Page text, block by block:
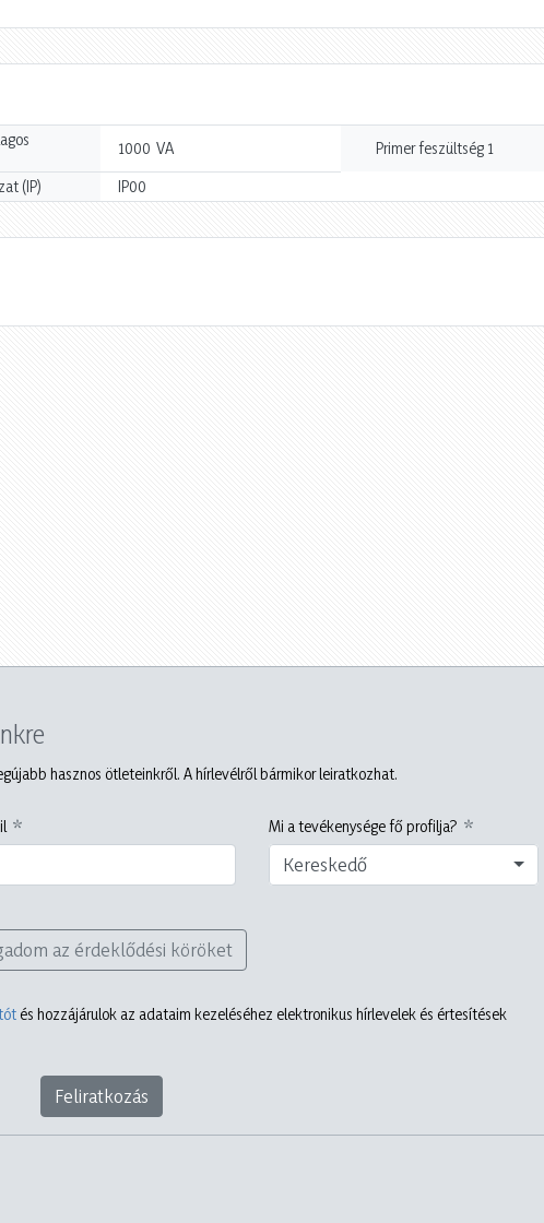
1000 VA Primer feszültség 1
(IP) IP00
hasznos ötleteinkről. A hírlevélről bármikor leiratkozhat.
Mi a tevékenysége fő profilja?
Kereskedő
az érdeklődési köröket
és hozzájárulok az adataim kezeléséhez elektronikus hírlevelek és értesítések
Feliratkozás